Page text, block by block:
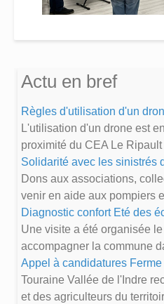
Actu en bref
Règles d'utilisation d'un
L'utilisation d'un drone est
proximité du CEA Le Ripault
Solidarité avec les sinistrés
Dons aux associations,
venir en aide aux pompiers
Diagnostic confort Eté des
Une visite a été organisée
accompagner la commune
Appel à candidatures
Touraine Vallée de l'Indre
et des agriculteurs du